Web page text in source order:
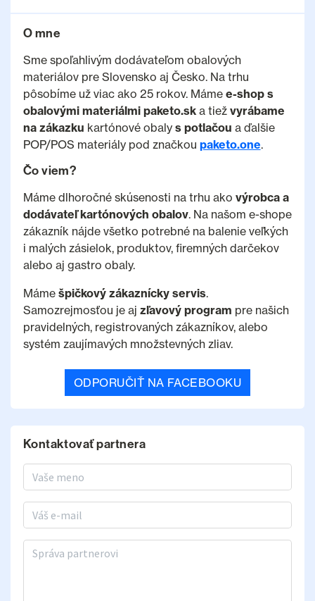
O mne
Sme spoľahlivým dodávateľom obalových
materiálov pre Slovensko aj Česko. Na trhu
pôsobíme už viac ako 25 rokov. Máme e-shop s
obalovými materiálmi paketo.ska tiež vyrábame
na zákazku kartónové obaly s potlačou a ďalšie
POP/POS materiály pod značkou paketo.one.
Čo viem?
Máme dlhoročné skúsenosti na trhu ako výrobca a
dodávateľ kartónových obalov. Na našom e-shope
zákazník nájde všetko potrebné na balenie veľkých
i malých zásielok, produktov, firemných darčekov
alebo aj gastro obaly.
Máme špičkový zákaznícky servis.
Samozrejmosťou je aj zľavový program pre našich
pravidelných, registrovaných zákazníkov, alebo
systém zaujímavých množstevných zliav.
ODPORUČIŤ NA FACEBOOKU
Kontaktovať partnera
Meno a priezvisko
E-mail
Správa partnerovi